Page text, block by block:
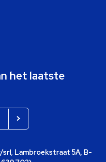
het laatste
Lambroekstraat 5A, B-